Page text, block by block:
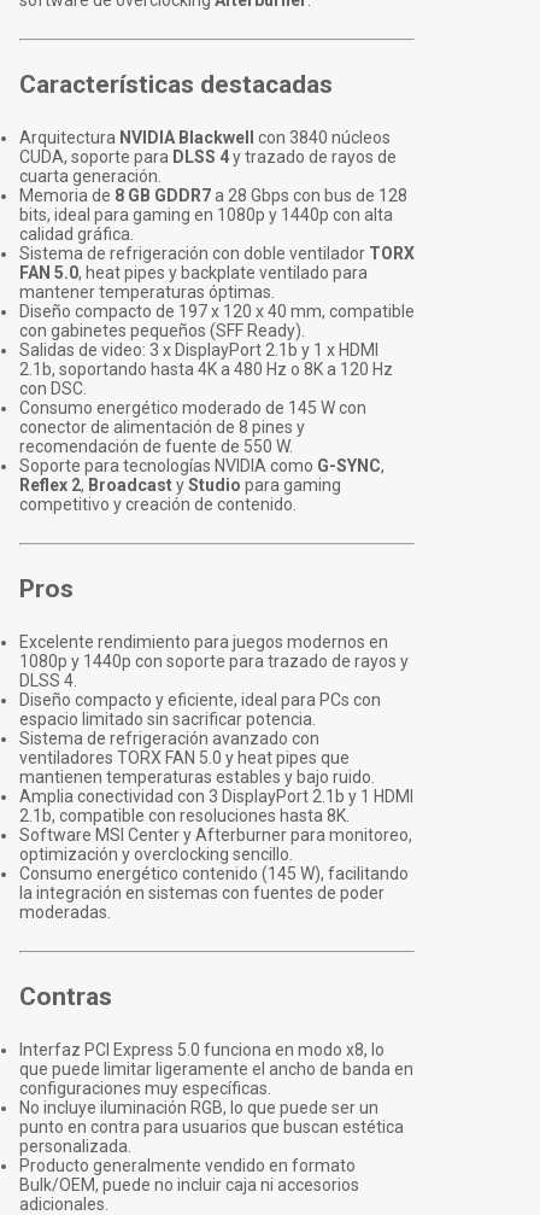
Características destacadas
Arquitectura NVIDIA Blackwell
con 3840 núcleos
CUDA, soporte para DLSS 4y trazado de rayos de
cuarta generación.
Memoria de 8 GB GDDR7a 28 Gbps con bus de 128
bits, ideal para gaming en 1080p y 1440p con alta
calidad gráfica.
Sistema de refrigeración con doble ventilador TORX
FAN 5.0, heat pipes y backplate ventilado para
mantener temperaturas óptimas.
Diseño compacto de 197 x 120 x 40 mm, compatible
con gabinetes pequeños (SFF Ready).
Salidas de video: 3 x DisplayPort 2.1b y 1 x HDMI
2.1b, soportando hasta 4K a 480 Hz o 8K a 120 Hz
con DSC.
Consumo energético moderado de 145 W con
conector de alimentación de 8 pines y
recomendación de fuente de 550 W.
Soporte para tecnologías NVIDIA como G-SYNC,
Reflex 2, BroadcastyStudio para gaming
competitivo y creación de contenido.
Pros
Excelente rendimiento para juegos modernos en
1080p y 1440p con soporte para trazado de rayos y
DLSS 4.
Diseño compacto y eficiente, ideal para PCs con
espacio limitado sin sacrificar potencia.
Sistema de refrigeración avanzado con
ventiladores TORX FAN 5.0 y heat pipes que
mantienen temperaturas estables y bajo ruido.
Amplia conectividad con 3 DisplayPort 2.1b y 1 HDMI
2.1b, compatible con resoluciones hasta 8K.
Software MSI Center y Afterburner para monitoreo,
optimización y overclocking sencillo.
Consumo energético contenido (145 W), facilitando
la integración en sistemas con fuentes de poder
moderadas.
Contras
Interfaz PCI Express 5.0 funciona en modo x8, lo
que puede limitar ligeramente el ancho de banda en
configuraciones muy específicas.
No incluye iluminación RGB, lo que puede ser un
punto en contra para usuarios que buscan estética
personalizada.
Producto generalmente vendido en formato
Bulk/OEM, puede no incluir caja ni accesorios
adicionales.